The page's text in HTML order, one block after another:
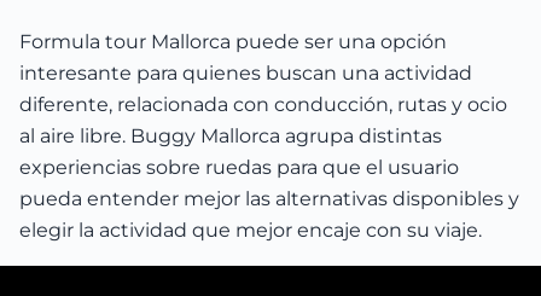
Formula tour Mallorca puede ser una opción
interesante para quienes buscan una actividad
diferente, relacionada con conducción, rutas y ocio
al aire libre. Buggy Mallorca agrupa distintas
experiencias sobre ruedas para que el usuario
pueda entender mejor las alternativas disponibles y
elegir la actividad que mejor encaje con su viaje.